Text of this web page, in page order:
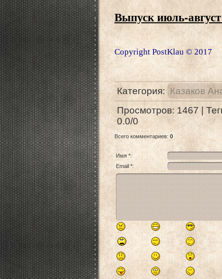
Выпуск июль-август
Copyright PostKlau © 2017
Категория: Казаков
Просмотров: 1467 |
0.0/0
Всего комментариев: 0
Имя *:
Email *: